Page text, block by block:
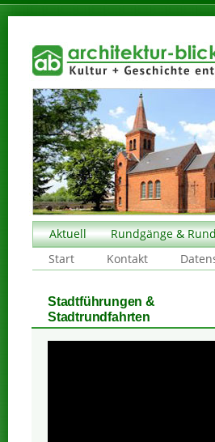
Aktuell Rundgänge &
Start
Kontakt
Stadtführungen &
Stadtrundfahrten